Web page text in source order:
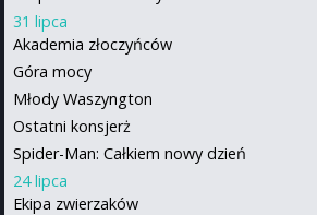
31 lipca
Akademia złoczyńców
Góra mocy
Młody Waszyngton
Ostatni konsjerż
Spider-Man: Całkiem nowy dzień
24 lipca
Ekipa zwierzaków